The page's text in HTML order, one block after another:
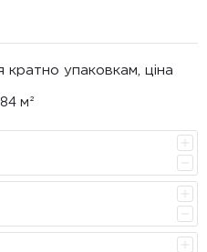
упаковкам, ціна
м²